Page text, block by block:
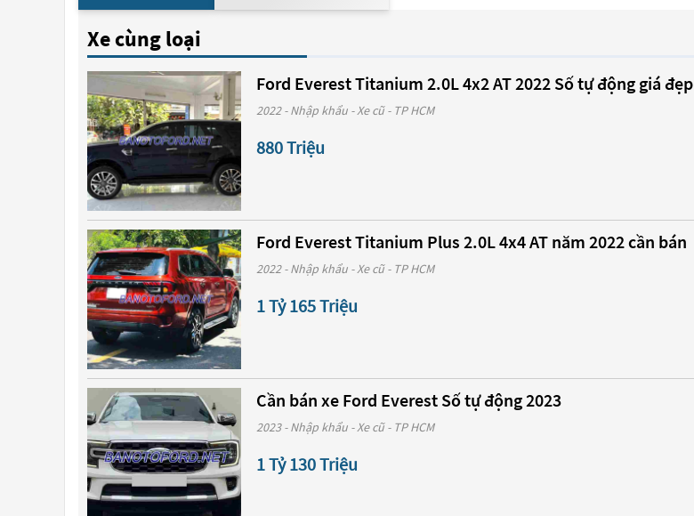
Xe cùng loại
Ford Everest Titanium 2.0L 4x2 AT 2022 Số tự động giá đẹp
2022 - Nhập khẩu - Xe cũ - TP HCM
880 Triệu
Ford Everest Titanium Plus 2.0L 4x4 AT năm 2022 cần bán
2022 - Nhập khẩu - Xe cũ - TP HCM
1 Tỷ 165 Triệu
Cần bán xe Ford Everest Số tự động 2023
2023 - Nhập khẩu - Xe cũ - TP HCM
1 Tỷ 130 Triệu